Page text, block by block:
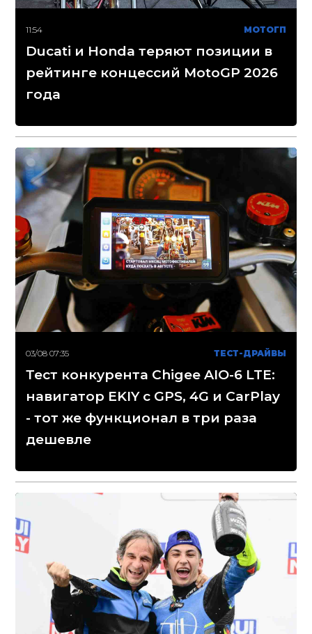
11:54 МОТОГП
Ducati и Honda теряют позиции в
рейтинге концессий MotoGP 2026
года
03/08 07:35 ТЕСТ-ДРАЙВЫ
Тест конкурента Chigee AIO-6 LTE:
навигатор EKIY с GPS, 4G и CarPlay
- тот же функционал в три раза
дешевле